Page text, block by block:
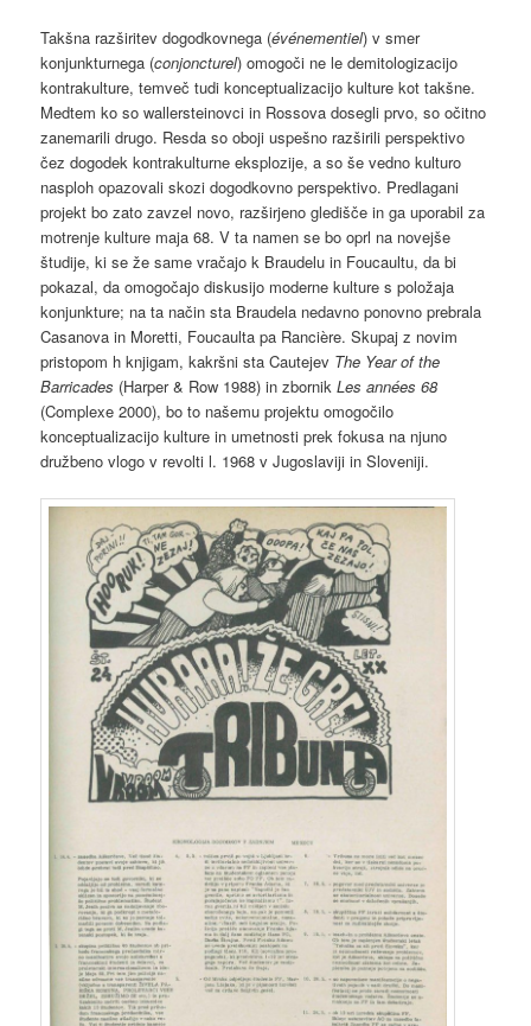
Takšna razširitev dogodkovnega (événementiel) v smer
konjunkturnega (conjoncturel) omogoči ne le demitologizacijo
kontrakulture, temveč tudi konceptualizacijo kulture kot takšne.
Medtem ko so wallersteinovci in Rossova dosegli prvo, so očitno
zanemarili drugo. Resda so oboji uspešno razširili perspektivo
čez dogodek kontrakulturne eksplozije, a so še vedno kulturo
nasploh opazovali skozi dogodkovno perspektivo. Predlagani
projekt bo zato zavzel novo, razširjeno gledišče in ga uporabil za
motrenje kulture maja 68. V ta namen se bo oprl na novejše
študije, ki se že same vračajo k Braudelu in Foucaultu, da bi
pokazal, da omogočajo diskusijo moderne kulture s položaja
konjunkture; na ta način sta Braudela nedavno ponovno prebrala
Casanova in Moretti, Foucaulta pa Rancière. Skupaj z novim
pristopom h knjigam, kakršni sta Cautejev The Year of the
Barricades (Harper & Row 1988) in zbornikLes années 68
(Complexe 2000), bo to našemu projektu omogočilo
konceptualizacijo kulture in umetnosti prek fokusa na njuno
družbeno vlogo v revolti l. 1968 v Jugoslaviji in Sloveniji.